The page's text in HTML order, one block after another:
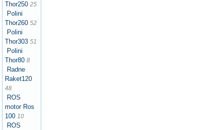
Thor250 25
Polini
Thor260 52
Polini
Thor303 51
Polini
Thor80 8
Radne
Raket120
48
ROS
motor Ros
100 10
ROS